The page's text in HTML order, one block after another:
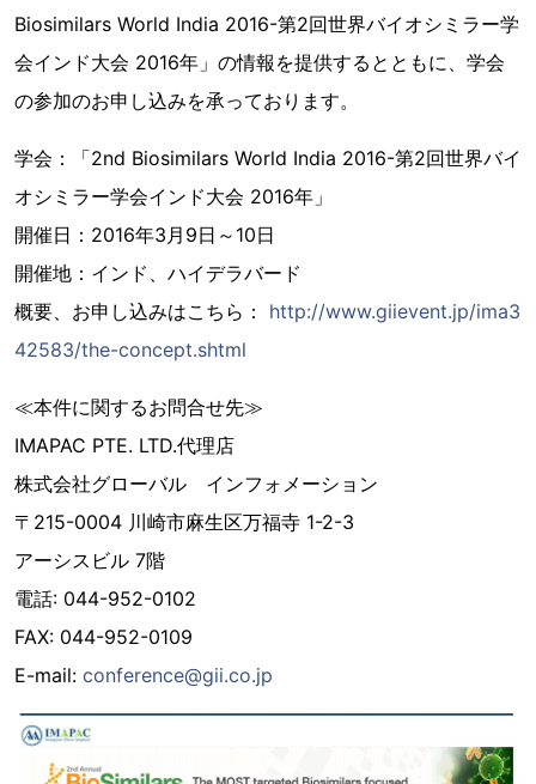
Biosimilars World India 2016-第2回世界バイオシミラー学
会インド大会 2016年」の情報を提供するとともに、学会
の参加のお申し込みを承っております。
学会：「2nd Biosimilars World India 2016-第2回世界バイ
オシミラー学会インド大会 2016年」
開催日：2016年3月9日～10日
開催地：インド、ハイデラバード
概要、お申し込みはこちら： http://www.giievent.jp/ima3
42583/the-concept.shtml
≪本件に関するお問合せ先≫
IMAPAC PTE. LTD.代理店
株式会社グローバル インフォメーション
〒215-0004 川崎市麻生区万福寺 1-2-3
アーシスビル 7階
電話: 044-952-0102
FAX: 044-952-0109
E-mail: conference@gii.co.jp